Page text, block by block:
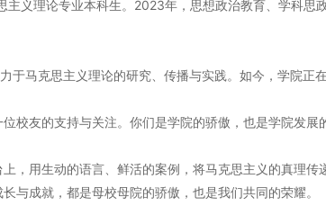
义理论专业本科生。2023年，思想政治教育、学科思
马克思主义理论的研究、传播与实践。如今，学院正
友的支持与关注。你们是学院的骄傲，也是学院发展
，用生动的语言、鲜活的案例，将马克思主义的真理
与成就，都是母校母院的骄傲，也是我们共同的荣耀。